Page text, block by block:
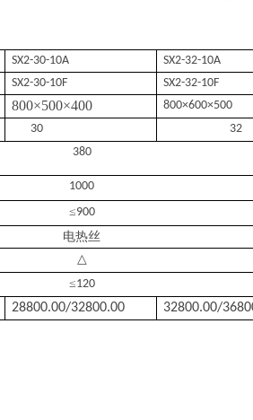
SX2-30-10A
SX2-32-10A
SX2-30-10F
SX2-32-10F
800×500×400 800×600×500
30
32
380
1000
≤900
电热丝
△
≤120
28800.00/32800.00 32800.00/